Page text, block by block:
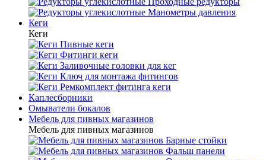
Манометры давления
Кеги
Кеги
Пивные кеги
Фитинги кеги
Заливочные головки для кег
Ключ для монтажа фитингов
Ремкомплект фитинга кеги
Каплесборники
Омыватели бокалов
Мебель для пивных магазинов
Мебель для пивных магазинов
Барные стойки
Фальш панели